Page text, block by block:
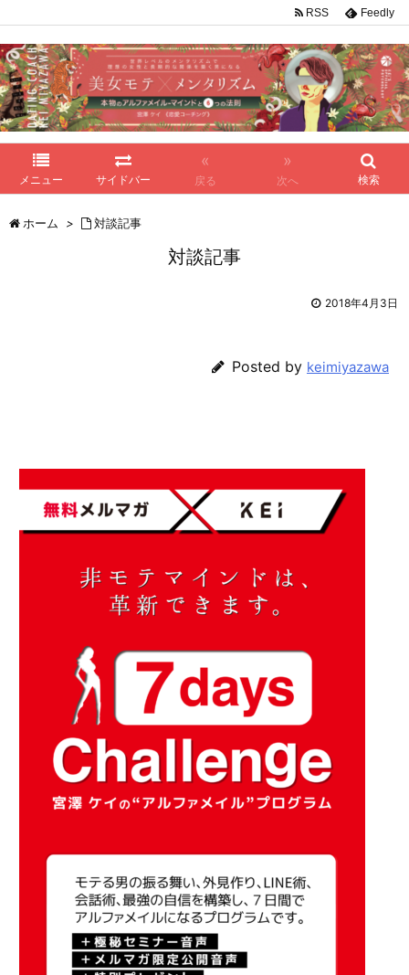
メニュー サイドバー
«
戻る
»
次へ 検索
RSS Feedly
ホーム > 対談記事
対談記事
2018年4月3日
Posted by keimiyazawa